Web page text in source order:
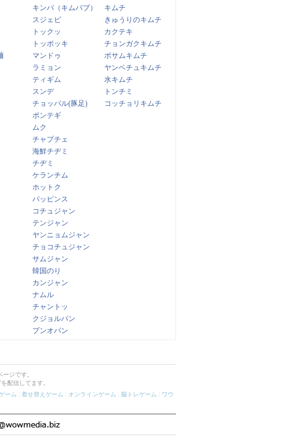
キンパ（キムパブ）
スジェビ
トックッ
トッポッキ
マンドゥ
ラミョン
ティギム
スンデ
チョッパル(豚足)
ポンテギ
ムク
チャプチェ
海鮮チヂミ
チヂミ
ケランチム
ホットク
パッピンス
コチュジャン
テンジャン
ヤンニョムジャン
チョコチュジャン
サムジャン
韓国のり
カンジャン
ナムル
チャントッ
クジョルパン
プンオパン
キムチ
きゅうりのキムチ
カクテキ
チョンガクキムチ
ポサムキムチ
ヤンベチュキムチ
水キムチ
トンチミ
コッチョリキムチ
ジです。
配信してます。
ーム 着せ替えゲーム オンラインゲーム 脳トレゲーム
ワウ